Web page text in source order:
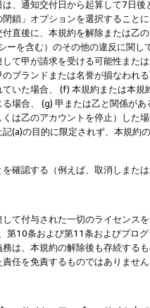
、通知交付日から起算して7日
鎖」オプションを選択するこ
直後に、本規約を解除または乙
ーを含む）のその他の違反に関
て甲が請求を受ける可能性また
ブランドまたは名誉が損なわれ
いた場合、 (f) 本規約または本
場合、 (g) 甲または乙と関係が
は乙のアカウントを停止）した
(a)の目的に限定されず、本規
確認する（例えば、取消しまた
て付与された一切のライセンス
第10条および第11条およびプロ
は、本規約の解除後も存続する
任を免責するものではありませ